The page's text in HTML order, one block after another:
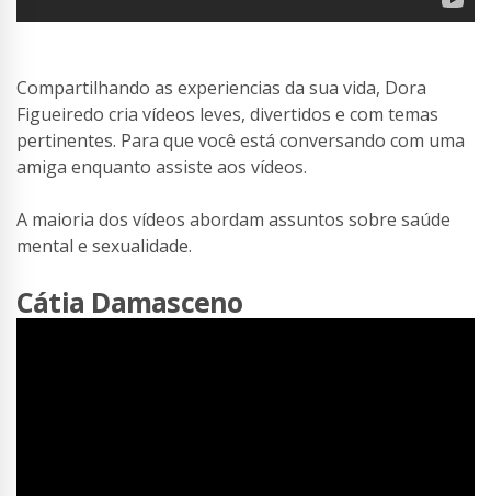
Compartilhando as experiencias da sua vida, Dora
Figueiredo cria vídeos leves, divertidos e com temas
pertinentes. Para que você está conversando com uma
amiga enquanto assiste aos vídeos.
A maioria dos vídeos abordam assuntos sobre saúde
mental e sexualidade.
Cátia Damasceno